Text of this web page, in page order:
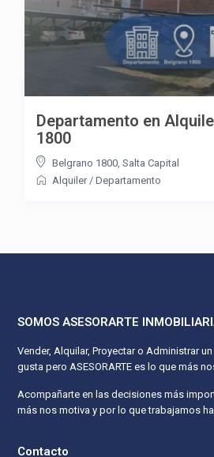
Departamento en
1800
Belgrano 1800, Salta Capital
Alquiler/ Departamento
SOMOS ASESORARTE
Vender, Alquilar, Proyectar o Administrar
gusta pero ASESORARTE es lo que más
Acompañarte en las decisiones más
más nos motiva y por lo que trabajamos
Contacto